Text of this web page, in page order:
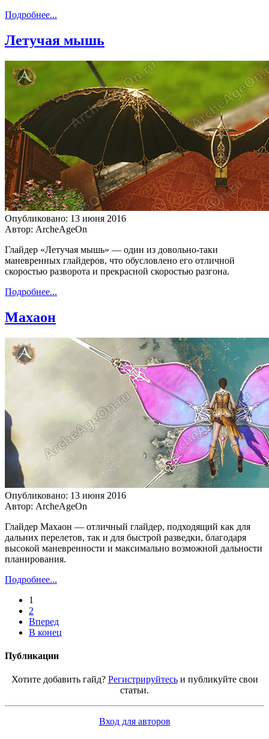
Подробнее...
Летучая мышь
Опубликовано: 13 июня 2016
Автор: ArcheAgeOn
Глайдер «Летучая мышь» — один из довольно-таки
маневренных глайдеров, что обусловлено его отличной
скоростью разворота и прекрасной скоростью разгона.
Подробнее...
Махаон
Опубликовано: 13 июня 2016
Автор: ArcheAgeOn
Глайдер Махаон — отличный глайдер, подходящий как для
дальних перелетов, так и для быстрой разведки, благодаря
высокой маневренности и максимально возможной дальности
планирования.
Подробнее...
1
2
Вперед
В конец
Публикации
Хотите добавить гайд? Регистрируйтесьи публикуйте свои
статьи.
Вход для авторов